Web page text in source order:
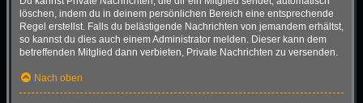
löschen, indem du in deinem persönlichen Bereich eine entsprechende
Regel erstellst. Falls du belästigende Nachrichten von jemandem erhältst,
so kannst du dies auch einem Administrator melden. Dieser kann dem
betreffenden Mitglied dann verbieten, Private Nachrichten zu versenden.
Nach oben